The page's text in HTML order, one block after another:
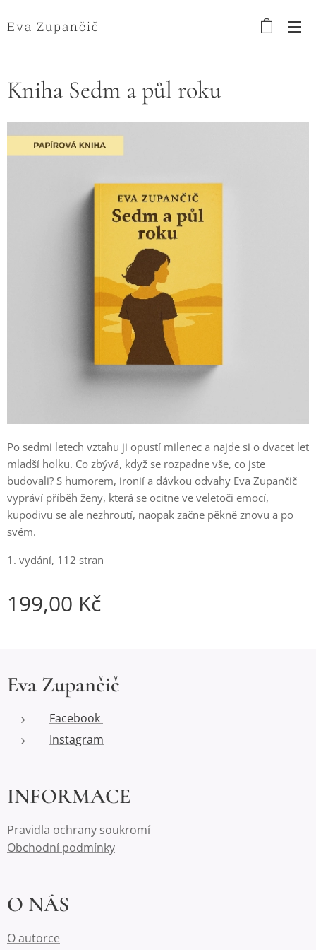
Eva Zupančič
Kniha Sedm a půl roku
Po sedmi letech vztahu ji opustí milenec a najde si o dvacet let
mladší holku. Co zbývá, když se rozpadne vše, co jste
budovali? S humorem, ironií a dávkou odvahy Eva Zupančič
vypráví příběh ženy, která se ocitne ve veletoči emocí,
kupodivu se ale nezhroutí, naopak začne pěkně znovu a po
svém.
1. vydání, 112 stran
199,00 Kč
Eva Zupančič
Facebook
Instagram
INFORMACE
Pravidla ochrany soukromí
Obchodní podmínky
O NÁS
O autorce